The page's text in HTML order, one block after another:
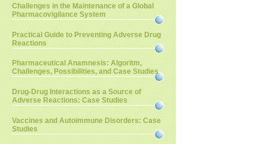
Challenges in the Maintenance of a Global
Pharmacovigilance System
Practical Guide to Preventing Adverse Drug
Reactions
Pharmaceutical Anamnesis: Algoritm,
Challenges, Possibilities, and Case Studies
Drug-Drug Interactions as a Source of
Adverse Reactions: Case Studies
Vaccines and Autoimmune Disorders: Case
Studies